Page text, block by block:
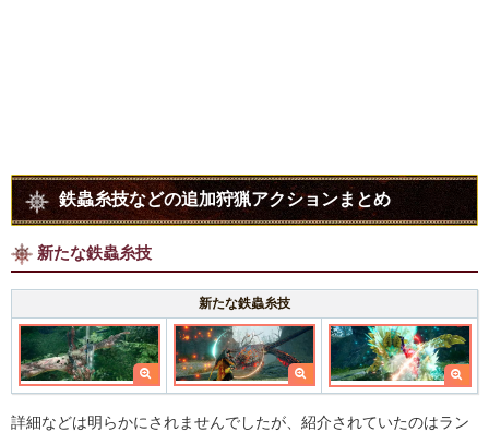
鉄蟲糸技などの追加狩猟アクションまとめ
新たな鉄蟲糸技
新たな鉄蟲糸技
詳細などは明らかにされませんでしたが、紹介されていたのはラン